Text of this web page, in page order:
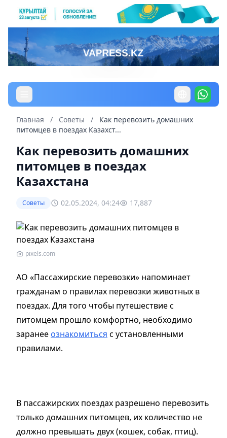
Главная / Советы /
Как перевозить домашних
питомцев в поездах Казахст...
Как перевозить домашних
питомцев в поездах
Казахстана
Советы 02.05.2024, 04:24 17,887
pixels.com
АО «Пассажирские перевозки» напоминает
гражданам о правилах перевозки животных в
поездах. Для того чтобы путешествие с
питомцем прошло комфортно, необходимо
заранее ознакомиться с установленными
правилами.
В пассажирских поездах разрешено перевозить
только домашних питомцев, их количество не
должно превышать двух (кошек, собак, птиц).